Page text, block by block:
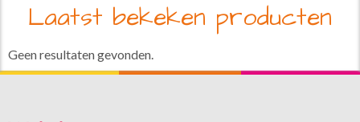
Laatst bekeken producten
Geen resultaten gevonden.